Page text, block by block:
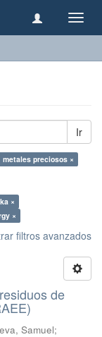
Ir
metales preciosos ×
×
×
filtros avanzados
de
Samuel;